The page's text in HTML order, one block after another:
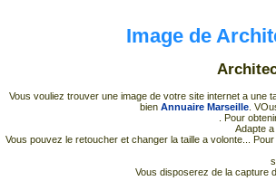
Image de
Vous vouliez trouver une image de votre site internet a une
bien Annuaire Marseille .
. Pour
Adapte
Vous pouvez le retoucher et changer la taille a volonte...
Vous disposerez de la capture